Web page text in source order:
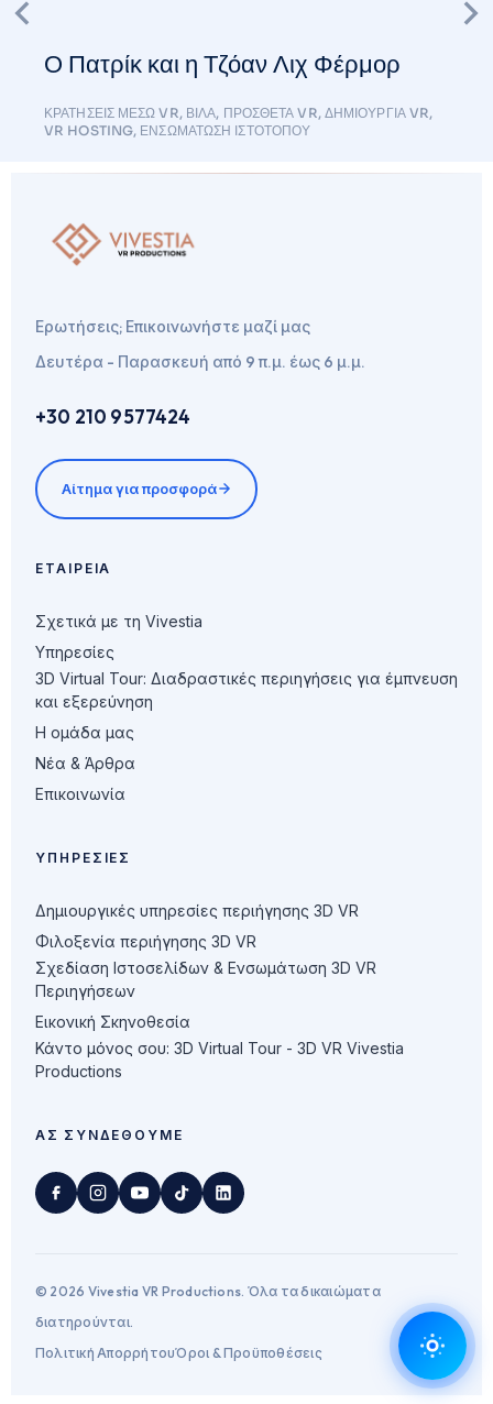
Ο Πατρίκ και η Τζόαν Λιχ Φέρμορ
ΚΡΑΤΉΣΕΙΣ ΜΈΣΩ VR, ΒΊΛΑ, ΠΡΌΣΘΕΤΑ VR, ΔΗΜΙΟΥΡΓΊΑ VR,
VR HOSTING, ΕΝΣΩΜΆΤΩΣΗ ΙΣΤΌΤΟΠΟΥ
Ερωτήσεις; Επικοινωνήστε μαζί μας
Δευτέρα - Παρασκευή από 9 π.μ. έως 6 μ.μ.
+30 210 9577424
Αίτημα για προσφορά
ΕΤΑΙΡΕΊΑ
Σχετικά με τη Vivestia
Υπηρεσίες
3D Virtual Tour: Διαδραστικές περιηγήσεις για έμπνευση
και εξερεύνηση
Η ομάδα μας
Νέα & Άρθρα
Επικοινωνία
ΥΠΗΡΕΣΊΕΣ
Δημιουργικές υπηρεσίες περιήγησης 3D VR
Φιλοξενία περιήγησης 3D VR
Σχεδίαση Ιστοσελίδων & Ενσωμάτωση 3D VR
Περιηγήσεων
Εικονική Σκηνοθεσία
Κάντο μόνος σου: 3D Virtual Tour - 3D VR Vivestia
Productions
ΑΣ ΣΥΝΔΕΘΟΎΜΕ
© 2026 Vivestia VR Productions. Όλα τα δικαιώματα
διατηρούνται.
Πολιτική ΑπορρήτουΌροι & Προϋποθέσεις